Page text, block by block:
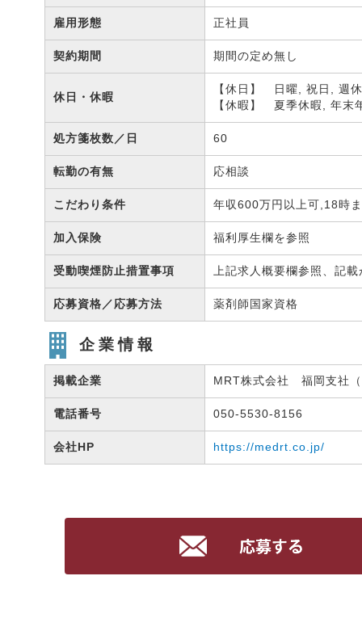
雇用形態 正社員
契約期間 期間の定め無し
休日・休暇
【休日】 日曜, 祝日, 週
【休暇】 夏季休暇, 年末
処方箋枚数／日 60
転勤の有無 応相談
こだわり条件 年収600万円以上可,18時
加入保険 福利厚生欄を参照
受動喫煙防止措置事項 上記求人概要欄参照、記
応募資格／応募方法 薬剤師国家資格
企業情報
掲載企業 MRT株式会社 福岡支社
電話番号 050-5530-8156
会社HP https://medrt.co.jp/